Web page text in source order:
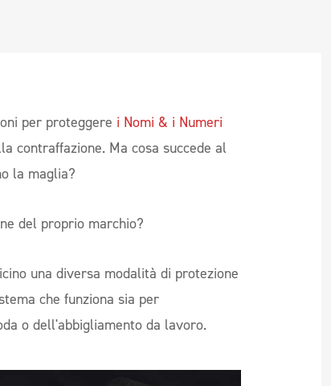
per proteggere i Nomi & i Numeri
contraffazione. Ma cosa succede al
la maglia?
del proprio marchio?
una diversa modalità di protezione
che funziona sia per
o dell'abbigliamento da lavoro.